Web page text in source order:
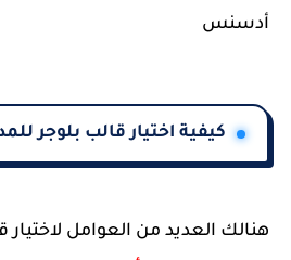
أدسنس
كيفية اختيار قالب بلوجر
هنالك العديد من العوامل لاختيار